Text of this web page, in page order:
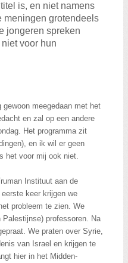
is, en niet namens
meningen grotendeels
jongeren spreken
voor hun
meegedaan met het
en zal op een andere
Het programma zit
en ik wil er geen
het voor mij ook niet.
Instituut aan de
keer krijgen we
probleem te zien. We
professoren. Na
We praten over Syrie,
van Israel en krijgen te
hier in het Midden-